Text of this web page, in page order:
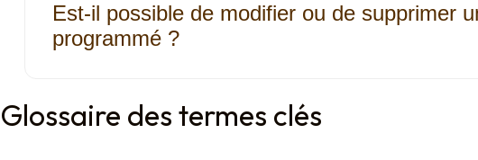
Est-il possible de modifier ou de supprimer
programmé ?
Glossaire des termes clés